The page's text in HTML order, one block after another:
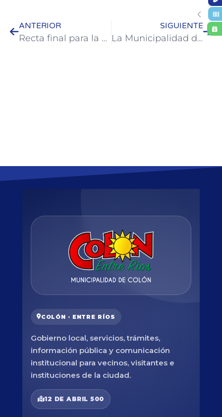
ANTERIOR
Recta final para la 41° Fiesta Nacional de la Artesanía: confirmada la grilla artística local
SIGUIENTE
La Municipalidad de Colón aportará fondos para finalizar la obra de la sala oncológica del Hospital
COLÓN · ENTRE RÍOS
Gobierno local, servicios, trámites,
información pública y comunicación
institucional para vecinos, visitantes e
instituciones de la ciudad.
12 DE ABRIL 500